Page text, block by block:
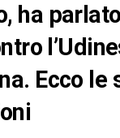
ha
Ecco le